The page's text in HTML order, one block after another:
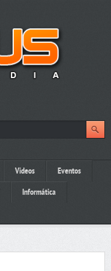
Videos Eventos
Informática